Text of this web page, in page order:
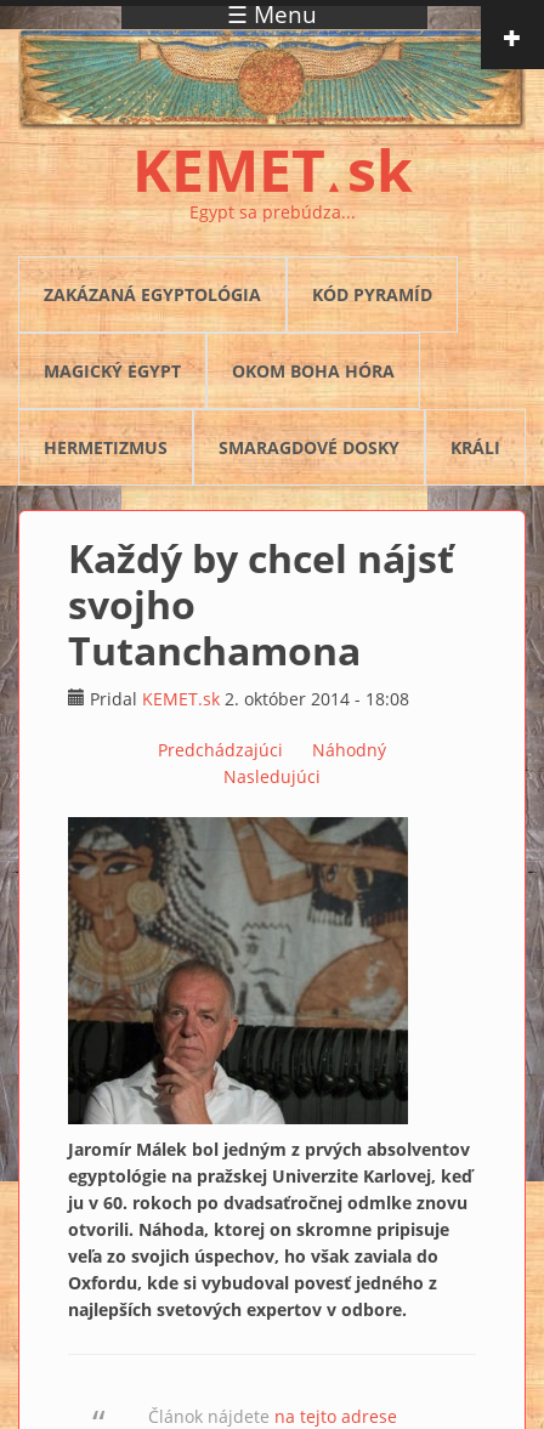
Skočiť na hlavný obsah ☰ Menu
KEMET▲ sk
Egypt sa prebúdza...
ZAKÁZANÁ EGYPTOLÓGIA KÓD PYRAMÍD
MAGICKÝ EGYPT OKOM BOHA HÓRA
HERMETIZMUS SMARAGDOVÉ DOSKY KRÁLI
Každý by chcel nájsť
svojho
Tutanchamona
Pridal KEMET.sk 2. október 2014 - 18:08
Predchádzajúci
Náhodný
Nasledujúci
Jaromír Málek bol jedným z prvých absolventov
egyptológie na pražskej Univerzite Karlovej, keď
ju v 60. rokoch po dvadsaťročnej odmlke znovu
otvorili. Náhoda, ktorej on skromne pripisuje
veľa zo svojich úspechov, ho však zaviala do
Oxfordu, kde si vybudoval povesť jedného z
najlepších svetových expertov v odbore.
Článok nájdete na tejto adrese